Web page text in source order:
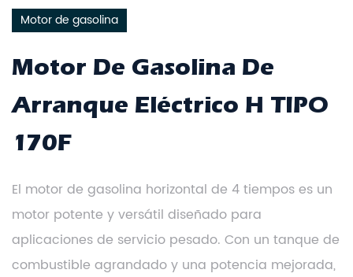
Motor de gasolina
Motor De Gasolina De
Arranque Eléctrico H TIPO
170F
El motor de gasolina horizontal de 4 tiempos es un
motor potente y versátil diseñado para
aplicaciones de servicio pesado. Con un tanque de
combustible agrandado y una potencia mejorada,